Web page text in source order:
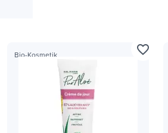
Bio-Kosmetik favorite_border